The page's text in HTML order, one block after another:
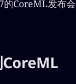
CoreML发布